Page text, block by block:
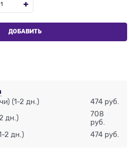
ДОБАВИТЬ
(1-2 дн.) 474 руб.
дн.)
708
руб.
2 дн.) 474 руб.